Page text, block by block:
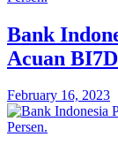
Bank
Acuan
February 16, 2023